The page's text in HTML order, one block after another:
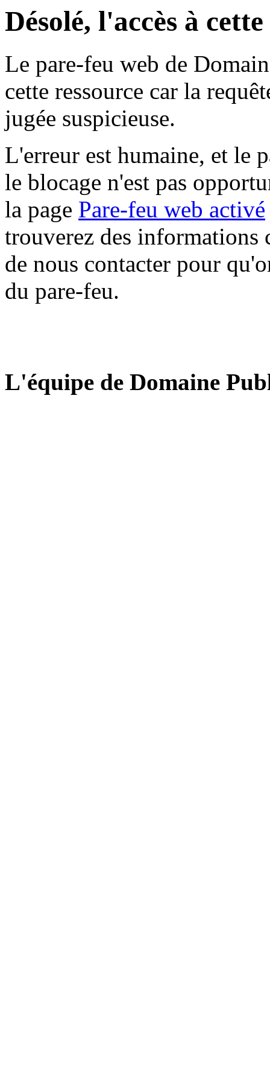
Désolé, l'accès à
Le pare-feu web de
cette ressource car la
jugée suspicieuse.
L'erreur est humaine, et le
le blocage n'est pas
la page Pare-feu web activé
trouverez des informations
de nous contacter pour
du pare-feu.
L'équipe de Domaine